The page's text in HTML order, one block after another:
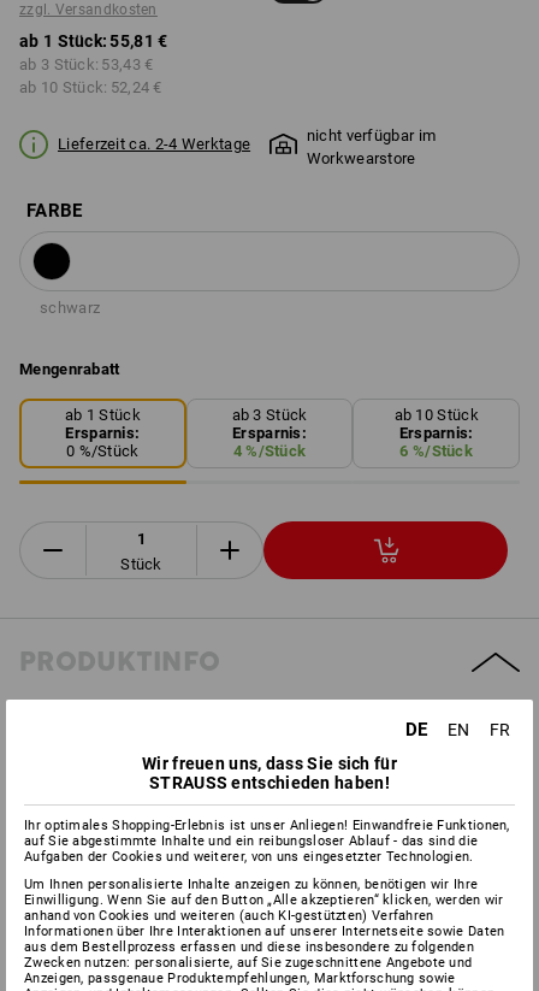
zzgl. Versandkosten
ab 1 Stück: 55,81 €
ab 3 Stück: 53,43 €
ab 10 Stück: 52,24 €
Lieferzeit ca. 2-4 Werktage
nicht verfügbar im
Workwearstore
FARBE
schwarz
Mengenrabatt
ab 1 Stück
Ersparnis:
0 %/Stück
ab 3 Stück
Ersparnis:
4%/Stück
ab 10 Stück
Ersparnis:
6 %/Stück
Stück
PRODUKTINFO
kombinierbar mit allen e.s. Protos ®-Helmen:
zertifiziert nachDIN EN 1731:2006
hochwertiger Augen- und Gesichtsschutz mit einer
Lichtdurchlässigkeit von 70 %
innovatives Integral-Prinzip: passgenauer Sitz am
Kopfschutz
Gewicht: ca. 62 Gramm
DE EN
FR
Wir freuen uns, dass Sie sich für
STRAUSS entschieden haben!
Ihr optimales Shopping-Erlebnis ist unser Anliegen! Einwandfreie Funktionen,
auf Sie abgestimmte Inhalte und ein reibungsloser Ablauf - das sind die
Aufgaben der Cookies und weiterer, von uns eingesetzter Technologien.
Um Ihnen personalisierte Inhalte anzeigen zu können, benötigen wir Ihre
Einwilligung. Wenn Sie auf den Button „Alle akzeptieren“ klicken, werden wir
anhand von Cookies und weiteren (auch KI-gestützten) Verfahren
Informationen über Ihre Interaktionen auf unserer Internetseite sowie Daten
aus dem Bestellprozess erfassen und diese insbesondere zu folgenden
Zwecken nutzen: personalisierte, auf Sie zugeschnittene Angebote und
Anzeigen, passgenaue Produktempfehlungen, Marktforschung sowie